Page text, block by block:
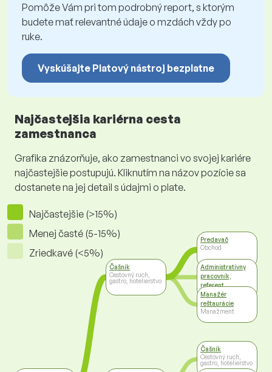
Pomôže Vám pri tom podrobný report, s ktorým
budete mať relevantné údaje o mzdách vždy po
ruke.
Vyskúšajte Platový nástroj bezplatne
Najčastejšia kariérna cesta
zamestnanca
Grafika znázorňuje, ako zamestnanci vo svojej kariére
najčastejšie postupujú. Kliknutím na názov pozície sa
dostanete na jej detail s údajmi o plate.
Najčastejšie (>15%)
Menej časté (5-15%)
Zriedkavé (<5%)
Čašník
Cestovný ruch,
gastro, hotelierstvo
Predavač
Obchod
Administratívny
pracovník,
referent
Administratíva
Manažér
reštaurácie
Manažment
Čašník
Cestovný ruch,
gastro, hotelierstvo